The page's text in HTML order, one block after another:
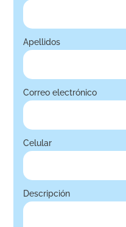
Apellidos
Correo electrónico
Celular
Descripción